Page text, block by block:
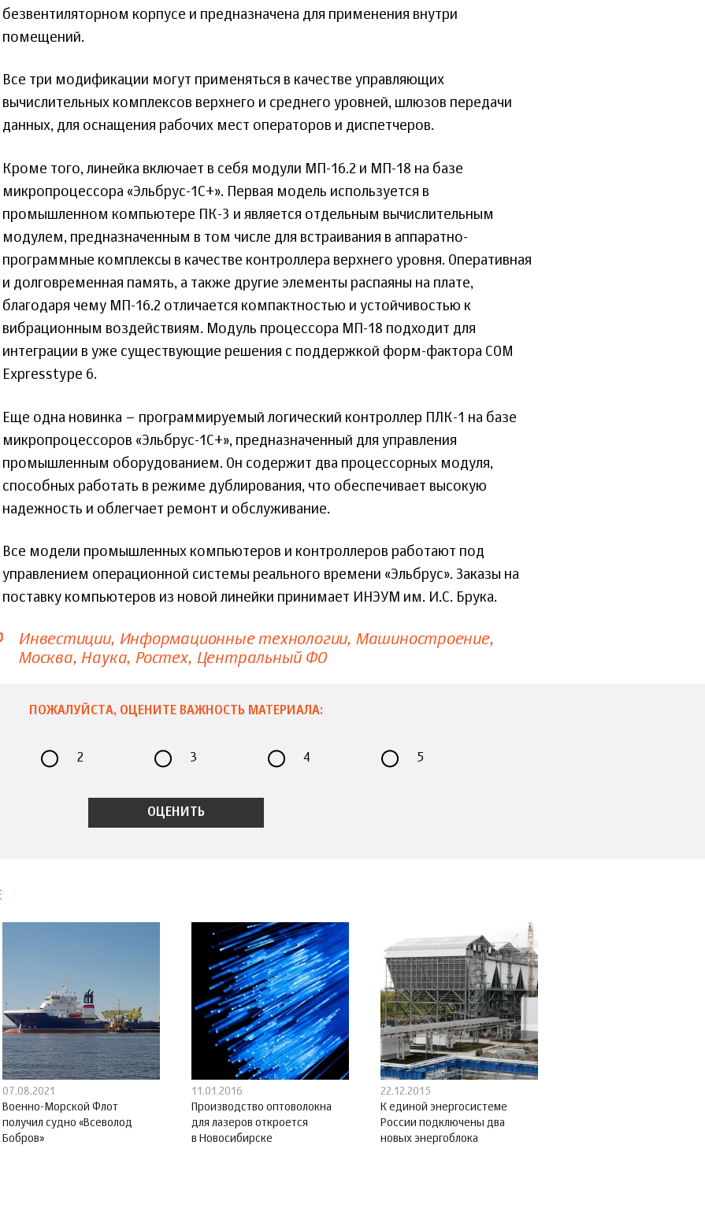
безвентиляторном корпусе и предназначена для применения внутри
помещений.
Все три модификации могут применяться в качестве управляющих
вычислительных комплексов верхнего и среднего уровней, шлюзов передачи
данных, для оснащения рабочих мест операторов и диспетчеров.
Кроме того, линейка включает в себя модули МП-16.2 и МП-18 на базе
микропроцессора «Эльбрус-1С+». Первая модель используется в
промышленном компьютере ПК-3 и является отдельным вычислительным
модулем, предназначенным в том числе для встраивания в аппаратно-
программные комплексы в качестве контроллера верхнего уровня. Оперативная
и долговременная память, а также другие элементы распаяны на плате,
благодаря чему МП-16.2 отличается компактностью и устойчивостью к
вибрационным воздействиям. Модуль процессора МП-18 подходит для
интеграции в уже существующие решения с поддержкой форм-фактора COM
Expresstype 6.
Еще одна новинка – программируемый логический контроллер ПЛК-1 на базе
микропроцессоров «Эльбрус-1С+», предназначенный для управления
промышленным оборудованием. Он содержит два процессорных модуля,
способных работать в режиме дублирования, что обеспечивает высокую
надежность и облегчает ремонт и обслуживание.
Все модели промышленных компьютеров и контроллеров работают под
управлением операционной системы реального времени «Эльбрус». Заказы на
поставку компьютеров из новой линейки принимает ИНЭУМ им. И.С. Брука.
Инвестиции Информационные технологии Машиностроение
Москва Наука Ростех Центральный ФО
ПОЖАЛУЙСТА, ОЦЕНИТЕ ВАЖНОСТЬ МАТЕРИАЛА:
2 3 4 5
07.08.2021
Военно-Морской Флот
получил судно «Всеволод
Бобров»
11.01.2016
Производство оптоволокна
для лазеров откроется
в Новосибирске
22.12.2015
К единой энергосистеме
России подключены два
новых энергоблока